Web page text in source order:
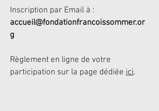
Inscription par Email à :
accueil@fondationfrancoissommer.or
g
Règlement en ligne de votre
participation sur la page dédiée ici.